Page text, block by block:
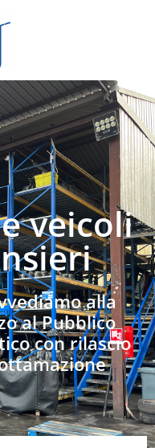
veicoli
alla
al Pubblico
con rilascio